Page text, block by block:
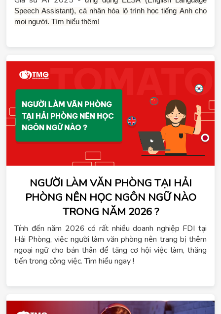
Speech Assistant), cá nhân hóa lộ trình học tiếng Anh cho
mọi người. Tìm hiểu thêm!
NGƯỜI LÀM VĂN PHÒNG TẠI HẢI
PHÒNG NÊN HỌC NGÔN NGỮ NÀO
TRONG NĂM 2026 ?
Tính đến năm 2026 có rất nhiều doanh nghiệp FDI tại
Hải Phòng, việc người làm văn phòng nên trang bị thêm
ngoại ngữ cho bản thân để tăng cơ hội việc làm, thăng
tiến trong công việc. Tìm hiểu ngay !